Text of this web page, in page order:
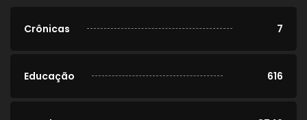
Crônicas 7
Educação 616